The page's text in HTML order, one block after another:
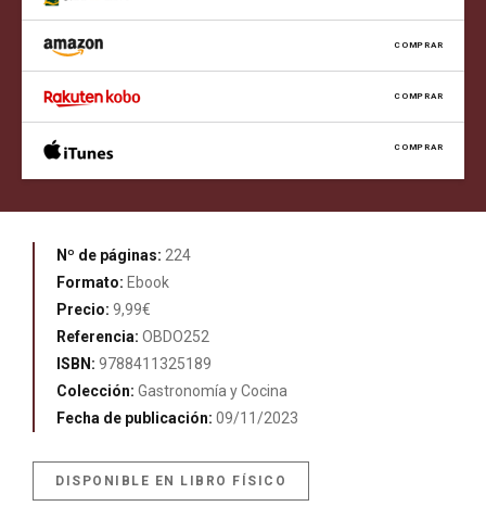
COMPRAR
COMPRAR
COMPRAR
Nº de páginas: 224
Formato: Ebook
Precio: 9,99€
Referencia: OBDO252
ISBN: 9788411325189
Colección: Gastronomía y Cocina
Fecha de publicación: 09/11/2023
DISPONIBLE EN LIBRO FÍSICO